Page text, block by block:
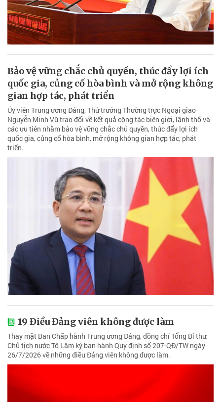
Bảo vệ vững chắc chủ quyền, thúc đẩy lợi ích
quốc gia, củng cố hòa bình và mở rộng không
gian hợp tác, phát triển
Ủy viên Trung ương Đảng, Thứ trưởng Thường trực Ngoại giao
Nguyễn Minh Vũ trao đổi về kết quả công tác biên giới, lãnh thổ và
các ưu tiên nhằm bảo vệ vững chắc chủ quyền, thúc đẩy lợi ích
quốc gia, củng cố hòa bình, mở rộng không gian hợp tác, phát
triển.
19 Điều Đảng viên không được làm
Thay mặt Ban Chấp hành Trung ương Đảng, đồng chí Tổng Bí thư,
Chủ tịch nước Tô Lâm ký ban hành Quy định số 207-QĐ/TW ngày
26/7/2026 về những điều Đảng viên không được làm.